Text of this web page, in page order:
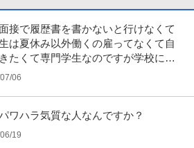
厚生年金加入
集職種】： 学童保育指導員 【給与】： ＜正社
接で履歴書を書かないと行けなくて
は夏休み以外働くの雇ってなくて自
たくて専門学生なのですが学校に今
る予定です。
06
ワハラ気質な人なんですか？
19